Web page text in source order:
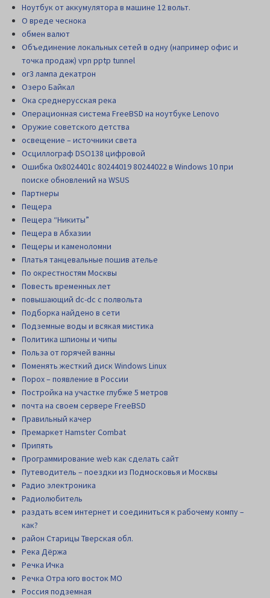
Ноутбук от аккумулятора в машине 12 вольт.
О вреде чеснока
обмен валют
Объединение локальных сетей в одну (например офис и
точка продаж) vpn pptp tunnel
ог3 лампа декатрон
Озеро Байкал
Ока среднерусская река
Операционная система FreeBSD на ноутбуке Lenovo
Оружие советского детства
освещение – источники света
Осциллограф DSO138 цифровой
Ошибка 0x8024401c 80244019 80244022 в Windows 10 при
поиске обновлений на WSUS
Партнеры
Пещера
Пещера “Никиты”
Пещера в Абхазии
Пещеры и каменоломни
Платья танцевальные пошив ателье
По окрестностям Москвы
Повесть временных лет
повышающий dc-dc с полвольта
Подборка найдено в сети
Подземные воды и всякая мистика
Политика шпионы и чипы
Польза от горячей ванны
Поменять жесткий диск Windows Linux
Порох – появление в России
Постройка на участке глубже 5 метров
почта на своем сервере FreeBSD
Правильный качер
Премаркет Hamster Combat
Припять
Программирование web как сделать сайт
Путеводитель – поездки из Подмосковья и Москвы
Радио электроника
Радиолюбитель
раздать всем интернет и соединиться к рабочему компу –
как?
район Старицы Тверская обл.
Река Дёржа
Речка Ичка
Речка Отра юго восток МО
Россия подземная